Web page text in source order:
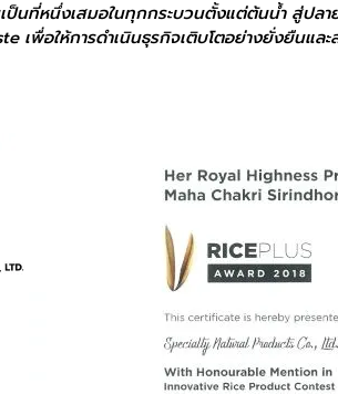
ที่หนึ่งเสมอในทุกกระบวนตั้งแต่ต้นน้ำ สู่ปลาย
เพื่อให้การดำเนินธุรกิจเติบโตอย่างยั่งยืนแ